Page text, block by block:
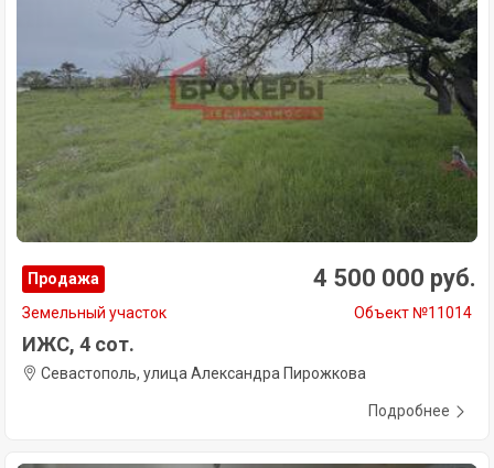
Продажа 4 500 000 руб.
Земельный участок Объект №11014
ИЖС, 4 сот.
Севастополь, улица Александра Пирожкова
Подробнее